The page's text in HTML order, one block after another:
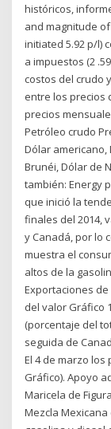
históricos,
and magnitude
initiated 5.92 p/l)
a impuestos (2
costos del crudo
entre los precios
precios
Petróleo crudo
Dólar
Brunéi, Dólar de
también: Energy
que inició la
finales del 2014,
y Canadá, por lo
muestra el
altos de la
Exportaciones
del valor Gráfico
(porcentaje del
seguida de
El 4 de marzo
Gráfico). Apoyo
Maricela de
Mezcla Mexicana